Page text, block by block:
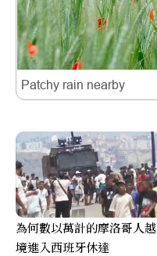
Patchy rain nearby
為何數以萬計的摩洛哥人越
境進入西班牙休達